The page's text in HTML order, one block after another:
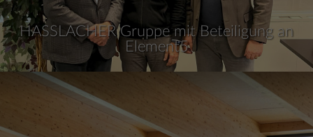
HASSLACHER Gruppe mit Beteiligung an
Element5